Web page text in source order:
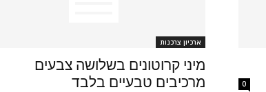
0
ארכיון צרכנות
מיני קרוטונים בשלושה צבעים
מרכיבים טבעיים בלבד